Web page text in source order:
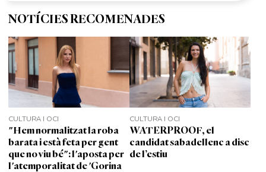
NOTÍCIES RECOMENADES
CULTURA I OCI
"Hem normalitzat la roba
barata i està feta per gent
que no viu bé": l'aposta per
l'atemporalitat de 'Gorina
CULTURA I OCI
WATERPROOF, el
candidat sabadellenc a disc
de l’estiu